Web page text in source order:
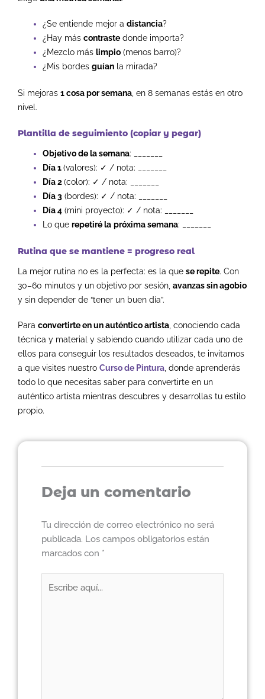
¿Se entiende mejor a distancia?
¿Hay más contraste donde importa?
¿Mezclo más limpio (menos barro)?
¿Mis bordes guían la mirada?
Si mejoras 1 cosa por semana, en 8 semanas estás en otro
nivel.
Plantilla de seguimiento (copiar y pegar)
Objetivo de la semana: _______
Día 1(valores): ✓ / nota: _______
Día 2(color): ✓ / nota: _______
Día 3 (bordes): ✓ / nota: _______
Día 4 (mini proyecto): ✓ / nota: _______
Lo que repetiré la próxima semana: _______
Rutina que se mantiene = progreso real
La mejor rutina no es la perfecta: es la que se repite. Con
30–60 minutos y un objetivo por sesión, avanzas sin agobio
y sin depender de “tener un buen día”.
Para convertirte en un auténtico artista, conociendo cada
técnica y material y sabiendo cuando utilizar cada uno de
ellos para conseguir los resultados deseados, te invitamos
a que visites nuestro Curso de Pintura, donde aprenderás
todo lo que necesitas saber para convertirte en un
auténtico artista mientras descubres y desarrollas tu estilo
propio.
Deja un comentario
Tu dirección de correo electrónico no será
publicada. Los campos obligatorios están
marcados con *
aquí...